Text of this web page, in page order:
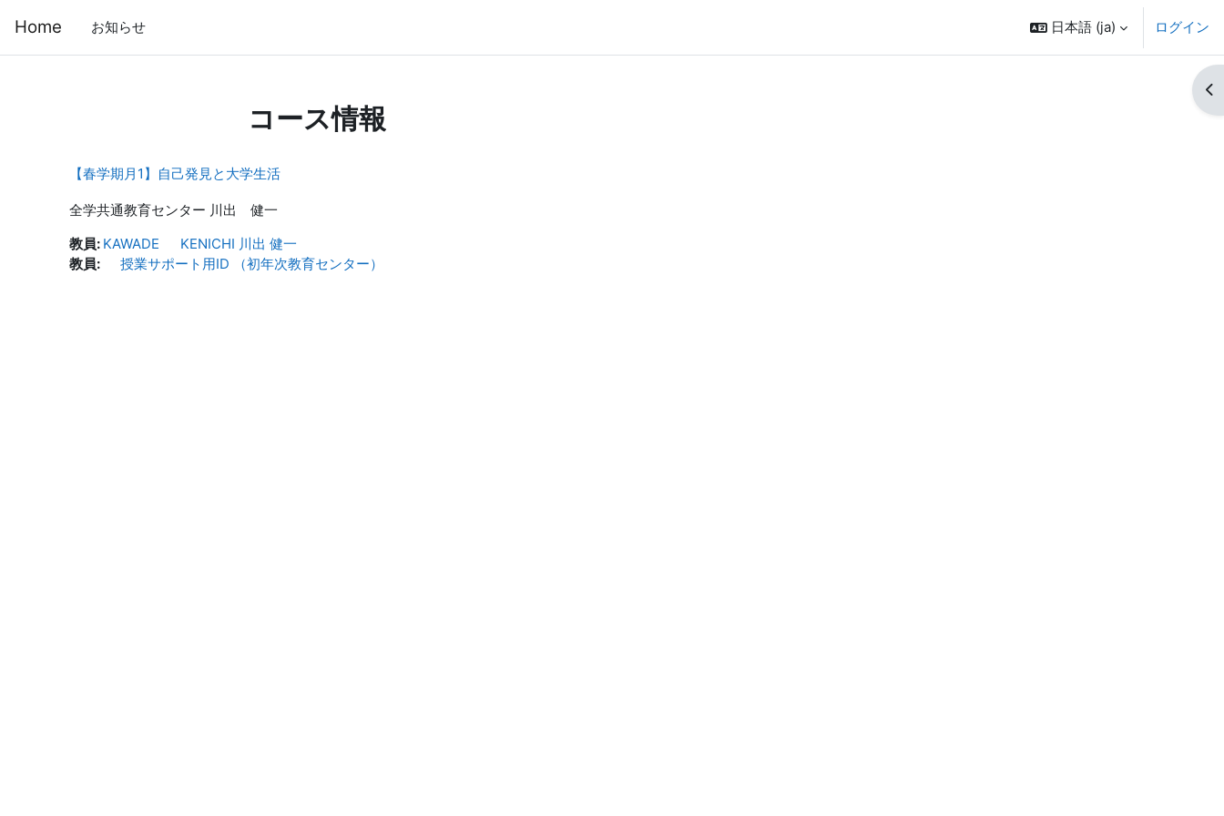
Home お知らせ 日本語 ‎(ja)‎ ログイン
ブ
コース情報
【春学期月1】自己発見と大学生活
全学共通教育センター 川出 健一
教員: KAWADE KENICHI 川出 健一
教員:
授業サポート用ID （初年次教育センター）